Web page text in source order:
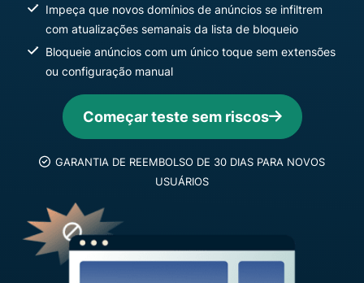
Impeça que novos domínios de anúncios se infiltrem
com atualizações semanais da lista de bloqueio
Bloqueie anúncios com um único toque sem extensões
ou configuração manual
Começar teste sem riscos
GARANTIA DE REEMBOLSO DE 30 DIAS PARA NOVOS
USUÁRIOS